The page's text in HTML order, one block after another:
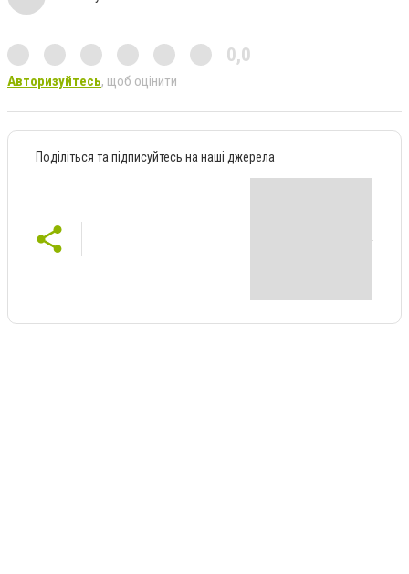
0,0
Авторизуйтесь, щоб оцінити
Поділіться та підписуйтесь на наші джерела